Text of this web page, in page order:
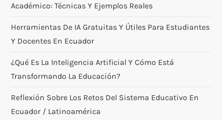
Académico: Técnicas Y Ejemplos Reales
Herramientas De IA Gratuitas Y Útiles Para Estudiantes
Y Docentes En Ecuador
¿Qué Es La Inteligencia Artificial Y Cómo Está
Transformando La Educación?
Reflexión Sobre Los Retos Del Sistema Educativo En
Ecuador / Latinoamérica